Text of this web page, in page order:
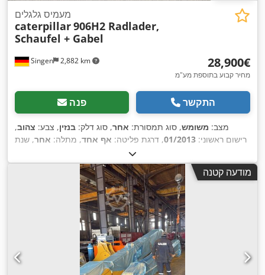
Singen 2,882 km
מעמיס גלגלים
caterpillar906H2 Radlader,
Schaufel + Gabel
‏28,900 ‏€
מחיר קבוע בתוספת מע"מ
פנה התקשר
מצב: משומש, סוג תמסורת: אחר, סוג דלק: בנזין, צבע: צהוב,
רישום ראשוני: 01/2013, דרגת פליטה: אף אחד, מתלה: אחר, שנת
3,700 h
מודעה קטנה